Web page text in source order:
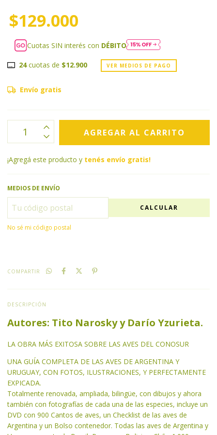
$129.000
Cuotas SIN interés con DÉBITO
24cuotas de $12.900 VER MEDIOS DE PAGO
Envío gratis
¡Agregá este producto y tenés envío gratis!
MEDIOS DE ENVÍO
CALCULAR
No sé mi código postal
COMPARTIR
DESCRIPCIÓN
Autores: Tito Narosky y Darío Yzurieta.
LA OBRA MÁS EXITOSA SOBRE LAS AVES DEL CONOSUR
UNA GUÍA COMPLETA DE LAS AVES DE ARGENTINA Y
URUGUAY, CON FOTOS, ILUSTRACIONES, Y PERFECTAMENTE
EXPICADA.
Totalmente renovada, ampliada, bilingüe, con dibujos y ahora
también con fotografías de cada una de las especies, incluye un
DVD con 900 Cantos de aves, un Checklist de las aves de
Argentina y un Bolso contenedor. Todas las aves de Argentina y